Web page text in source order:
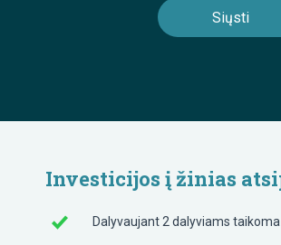
Investicijos į žinias
Dalyvaujant 2 dalyviams